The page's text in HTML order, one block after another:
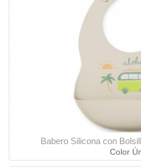
Babero Silicona con
Color